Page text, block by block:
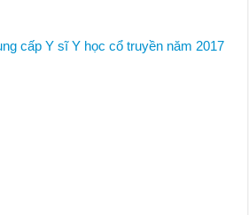
cấp Y sĩ Y học cổ truyền năm 2017